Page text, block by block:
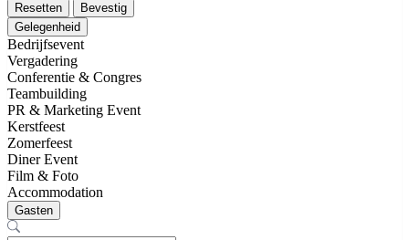
Resetten
Bevestig
Gelegenheid
Bedrijfsevent
Vergadering
Conferentie & Congres
Teambuilding
PR & Marketing Event
Kerstfeest
Zomerfeest
Diner Event
Film & Foto
Accommodation
Gasten